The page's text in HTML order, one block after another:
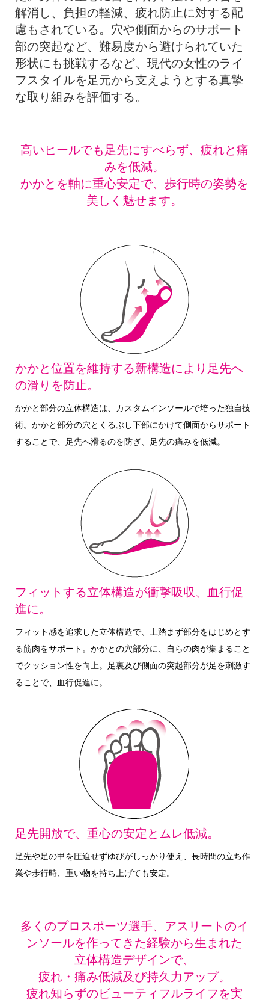
解消し、負担の軽減、疲れ防止に対する配
慮もされている。穴や側面からのサポート
部の突起など、難易度から避けられていた
形状にも挑戦するなど、現代の女性のライ
フスタイルを足元から支えようとする真摯
な取り組みを評価する。
高いヒールでも足先にすべらず、疲れと痛
みを低減。
かかとを軸に重心安定で、歩行時の姿勢を
美しく魅せます。
かかと位置を維持する新構造により足先へ
の滑りを防止。
かかと部分の立体構造は、カスタムインソールで培った独自技
術。かかと部分の穴とくるぶし下部にかけて側面からサポート
することで、足先へ滑るのを防ぎ、足先の痛みを低減。
フィットする立体構造が衝撃吸収、血行促
進に。
フィット感を追求した立体構造で、土踏まず部分をはじめとす
る筋肉をサポート。かかとの穴部分に、自らの肉が集まること
でクッション性を向上。足裏及び側面の突起部分が足を刺激す
ることで、血行促進に。
足先開放で、重心の安定とムレ低減。
足先や足の甲を圧迫せずゆびがしっかり使え、長時間の立ち作
業や歩行時、重い物を持ち上げても安定。
多くのプロスポーツ選手、アスリートのイ
ンソールを作ってきた経験から生まれた
立体構造デザインで、
疲れ・痛み低減及び持久力アップ。
疲れ知らずのビューティフルライフを実